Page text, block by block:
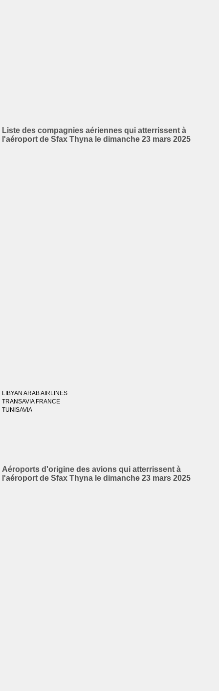
Liste des compagnies aériennes qui atterrissent à
l'aéroport de Sfax Thyna le dimanche 23 mars 2025
LIBYAN ARAB AIRLINES
TRANSAVIA FRANCE
TUNISAVIA
Aéroports d'origine des avions qui atterrissent à
l'aéroport de Sfax Thyna le dimanche 23 mars 2025